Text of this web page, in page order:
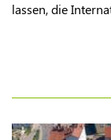
lassen, die